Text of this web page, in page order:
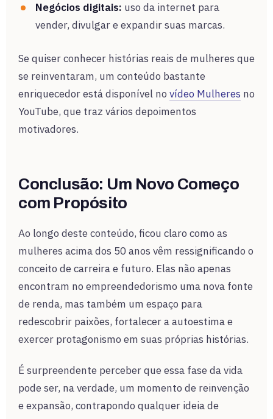
Negócios digitais: uso da internet para
vender, divulgar e expandir suas marcas.
Se quiser conhecer histórias reais de mulheres que
se reinventaram, um conteúdo bastante
enriquecedor está disponível no vídeo Mulheres no
YouTube, que traz vários depoimentos
motivadores.
Conclusão: Um Novo Começo
com Propósito
Ao longo deste conteúdo, ficou claro como as
mulheres acima dos 50 anos vêm ressignificando o
conceito de carreira e futuro. Elas não apenas
encontram no empreendedorismo uma nova fonte
de renda, mas também um espaço para
redescobrir paixões, fortalecer a autoestima e
exercer protagonismo em suas próprias histórias.
É surpreendente perceber que essa fase da vida
pode ser, na verdade, um momento de reinvenção
e expansão, contrapondo qualquer ideia de